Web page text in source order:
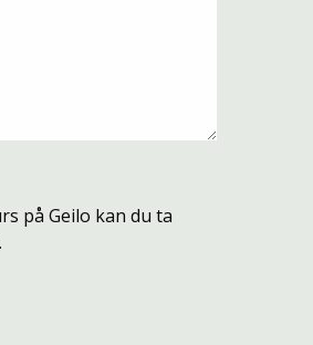
på Geilo kan du ta